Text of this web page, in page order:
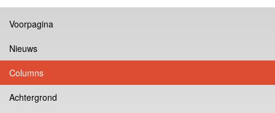
Voorpagina
Nieuws
Columns
Achtergrond